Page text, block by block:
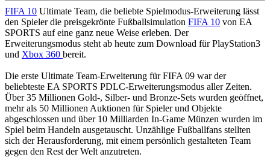
FIFA 10 Ultimate Team, die beliebte Spielmodus-Erweiterung lässt
den Spieler die preisgekrönte Fußballsimulation FIFA 10 von EA
SPORTS auf eine ganz neue Weise erleben. Der
Erweiterungsmodus steht ab heute zum Download für PlayStation3
und Xbox 360 bereit.
Die erste Ultimate Team-Erweiterung für FIFA 09 war der
beliebteste EA SPORTS PDLC-Erweiterungsmodus aller Zeiten.
Über 35 Millionen Gold-, Silber- und Bronze-Sets wurden geöffnet,
mehr als 50 Millionen Auktionen für Spieler und Objekte
abgeschlossen und über 10 Milliarden In-Game Münzen wurden im
Spiel beim Handeln ausgetauscht. Unzählige Fußballfans stellten
sich der Herausforderung, mit einem persönlich gestalteten Team
gegen den Rest der Welt anzutreten.